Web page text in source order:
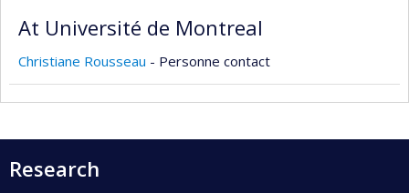
At Université de Montreal
Christiane Rousseau - Personne contact
Research